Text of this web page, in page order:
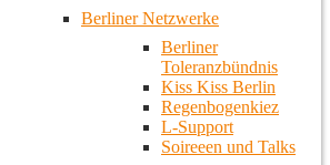
Berliner Netzwerke
Berliner
Toleranzbündnis
Kiss Kiss Berlin
Regenbogenkiez
L-Support
Soireeen und Talks